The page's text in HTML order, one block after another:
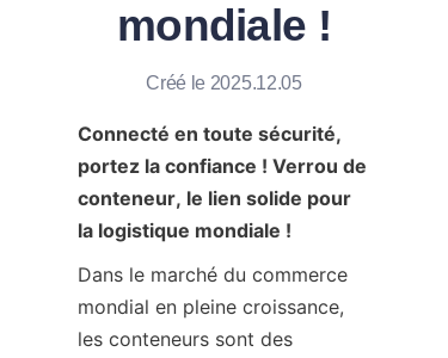
mondiale !
Créé le 2025.12.05
Connecté en toute sécurité,
portez la confiance ! Verrou de
conteneur, le lien solide pour
la logistique mondiale !
Dans le marché du commerce
mondial en pleine croissance,
les conteneurs sont des
Nous contacter